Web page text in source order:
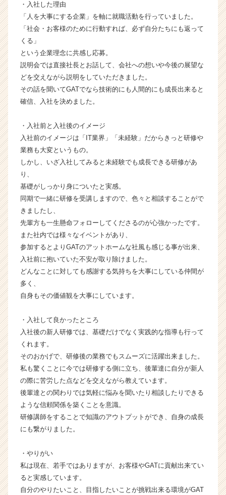
テ
ク
タ
イ
ム
ラ
イ
ベ
ン
チ
ャ
企
か
ら
ス
カ
ウ
届
就
活
イ
チ
ア
キ
ャ
リ
e
C
・入社した理由
「人を大事にする企業」を軸に就職活動を行っていました。
「社会・お客様のために行動すれば、必ず自分たちにも返って
くる」
という企業理念に共感し応募。
説明会では直接社長とお話して、会社への想いや今後の展望な
どを交えながら説明をしていただきました。
その話を聞いてGATでなら技術的にも人間的にも成長出来ると
確信、入社を決めました。
・入社前と入社後のイメージ
入社前のイメージは「IT業界」「未経験」だからきっと研修や
業務も大変というもの。
しかし、いざ入社してみると未経験でも成長できる研修があ
り、
基礎がしっかり身についたと実感。
同期で一緒に研修を受講しますので、色々と相談することがで
きましたし、
先輩方も一生懸命フォローしてくださるのが心強かったです。
また社内では様々なイベントがあり、
参加するとよりGATのアットホームな社風も感じる事が出来、
入社前に抱いていた不安が取り除けました。
どんなことに対しても感謝する気持ちを大事にしている仲間が
多く、
自身もその価値観を大事にしています。
・入社して良かったところ
入社後の新人研修では、基礎だけでなく実践的な指導も行って
くれます。
そのおかげで、研修後の業務でもスムーズに活躍出来ました。
私も驚くことに今では研修する側に立ち、後輩達に自分が新人
の際に苦労した点などを交えながら教えています。
後輩達との関わりでは気軽に悩みを聞いたり相談したりできる
ような信頼関係を築くことを意識。
研修講師をすることで知識のアウトプットができ、自身の成長
にも繋がりました。
・やりがい
私は現在、若手ではありますが、お客様やGATに貢献出来てい
ると実感しています。
自分のやりたいこと、目指したいことが挑戦出来る環境がGAT